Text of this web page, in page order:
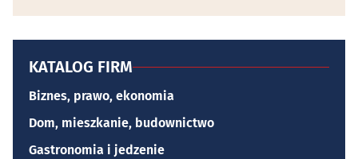
KATALOG FIRM
Biznes, prawo, ekonomia
Dom, mieszkanie, budownictwo
Gastronomia i jedzenie